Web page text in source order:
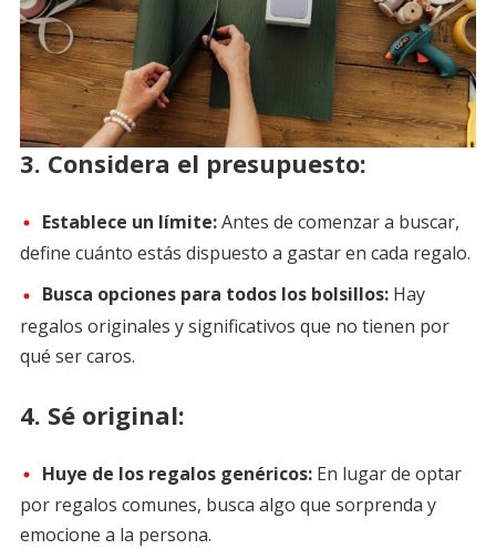
3. Considera el presupuesto:
Establece un límite:Antes de comenzar a buscar,
define cuánto estás dispuesto a gastar en cada regalo.
Busca opciones para todos los bolsillos:Hay
regalos originales y significativos que no tienen por
qué ser caros.
4. Sé original:
Huye de los regalos genéricos:En lugar de optar
por regalos comunes, busca algo que sorprenda y
emocione a la persona.